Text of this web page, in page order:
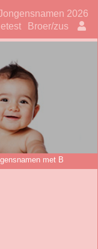
2026
Broer/zus
met B